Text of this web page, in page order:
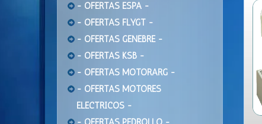
- OFERTAS ESPA -
- OFERTAS FLYGT -
- OFERTAS GENEBRE -
- OFERTAS KSB -
- OFERTAS MOTORARG -
- OFERTAS MOTORES
ELECTRICOS -